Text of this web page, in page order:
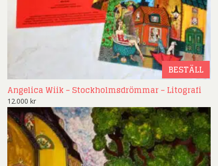
BESTÄLL
Angelica Wiik – Stockholmsdrömmar – Litografi
12.000 kr